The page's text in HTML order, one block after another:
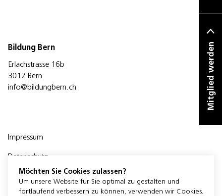
Mitglied werden
Bildung Bern
Erlachstrasse 16b
3012 Bern
info@bildungbern.ch
Impressum
Datenschutz
Möchten Sie Cookies zulassen?
Um unsere Website für Sie optimal zu gestalten und
fortlaufend verbessern zu können, verwenden wir Cookies.